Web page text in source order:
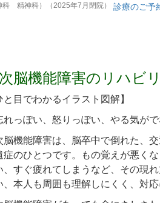
精神科）（2025年7月閉院） 診療のご予
脳機能障害のリハビ
と目でわかるイラスト図解】
れっぽい、怒りっぽい、やる気が
脳機能障害は、脳卒中で倒れた、
症のひとつです。もの覚えが悪く
、すぐ疲れてしまうなど、その現
、本人も周囲も理解しにくく、対